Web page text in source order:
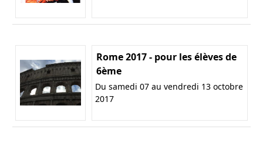
Rome 2017 - pour les élèves de
6ème
Du samedi 07 au vendredi 13 octobre
2017